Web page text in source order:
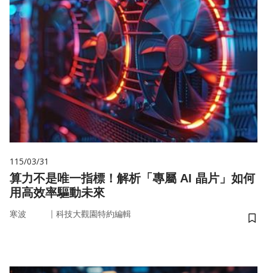
115/03/31
算力不是唯一指標！解析「專屬 AI 晶片」如何
用高效率驅動未來
寒波 ｜ 科技大觀園特約編輯
儲